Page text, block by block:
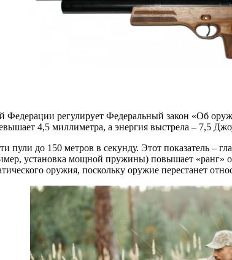
регулирует Федеральный закон «Об
4,5 миллиметра, а энергия выстрела – 7,5
пули до 150 метров в секунду. Этот показатель
установка мощной пружины) повышает «ранг»
оружия, поскольку оружие перестанет